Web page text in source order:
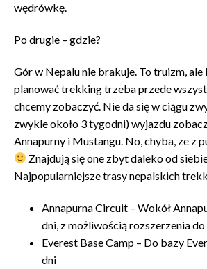
wędrówkę.
Po drugie – gdzie?
Gór w Nepalu nie brakuje. To truizm,
planować trekking trzeba przede
chcemy zobaczyć. Nie da się w ciągu
zwykle około 3 tygodni) wyjazdu
Annapurny i Mustangu. No, chyba, ze z
Znajdują się one zbyt daleko od
Najpopularniejsze trasy nepalskich
Annapurna Circuit – Wokół
dni, z możliwością rozszerzenia
Everest Base Camp – Do bazy
dni